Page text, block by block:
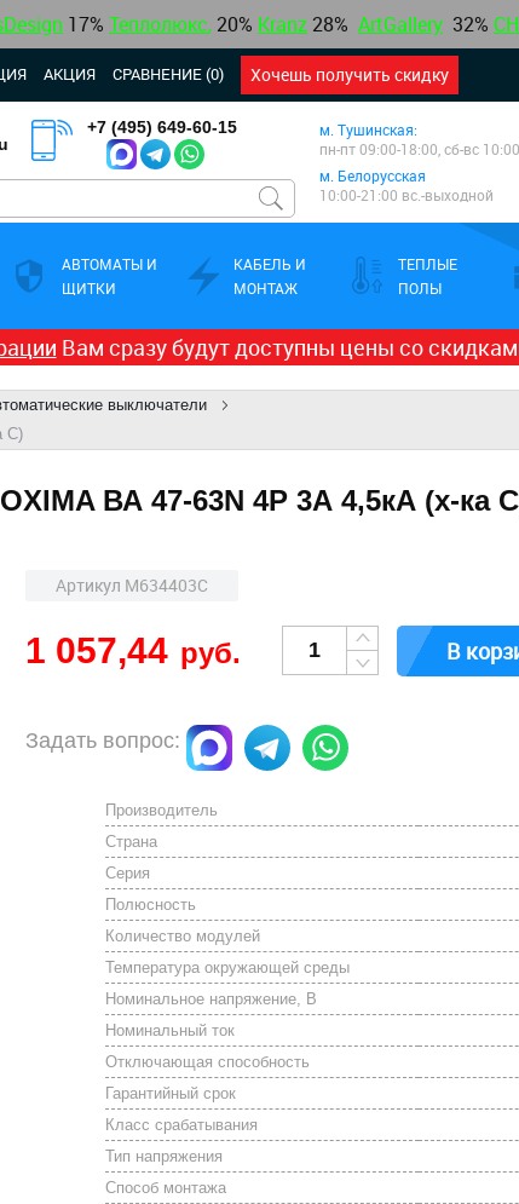
17% Теплолюкс, 20% Kranz 28% ArtGallery 32%
АКЦИЯ СРАВНЕНИЕ (0) Хочешь получить скидку
+7 (495) 649-60-15
м. Тушинская:
пн-пт 09:00-18:00, сб-вс
м. Белорусская
10:00-21:00 вс.-выходной
АВТОМАТЫ И
ЩИТКИ
КАБЕЛЬ И
МОНТАЖ
ТЕПЛЫЕ
ПОЛЫ
Вам сразу будут доступны цены со
выключатели
C)
ВА 47-63N 4Р 3А 4,5кА (х-ка
Артикул M634403C
1 057,44 руб. В
Задать вопрос:
Производитель
Страна
Серия
Полюсность
Количество модулей
Температура окружающей среды
Номинальное напряжение, В
Номинальный ток
Отключающая способность
Гарантийный срок
Класс срабатывания
Тип напряжения
Способ монтажа